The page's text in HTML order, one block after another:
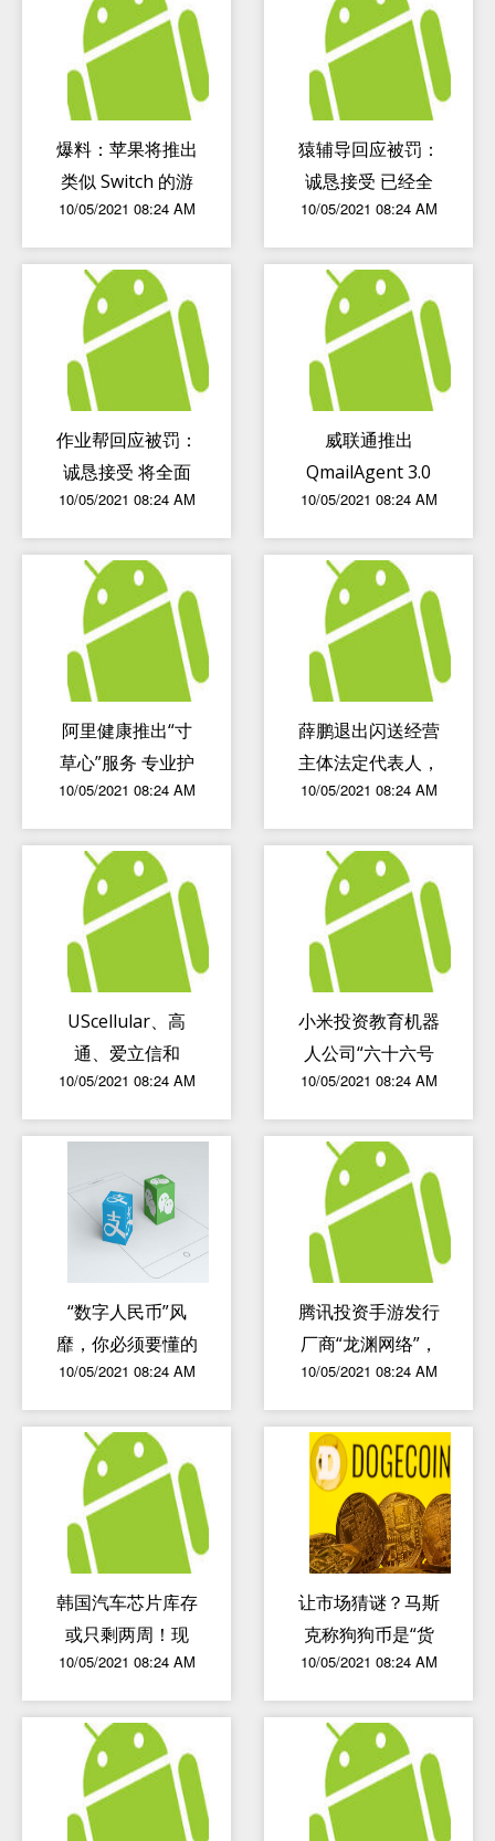
爆料：苹果将推出
类似 Switch 的游
戏机，采用全新处
理器
10/05/2021 08:24 AM
猿辅导回应被罚：
诚恳接受 已经全
部整改
10/05/2021 08:24 AM
作业帮回应被罚：
诚恳接受 将全面
整改
10/05/2021 08:24 AM
威联通推出
QmailAgent 3.0
新增二次备份邮件
与帐户及还原功能
10/05/2021 08:24 AM
阿里健康推出“寸
草心”服务 专业护
士上门护理老人
10/05/2021 08:24 AM
薛鹏退出闪送经营
主体法定代表人，
由刘超接任
10/05/2021 08:24 AM
UScellular、高
通、爱立信和
Inseego实现7千
米千兆比特增程
5G毫米波连接
10/05/2021 08:24 AM
小米投资教育机器
人公司“六十六号
互动科技”
10/05/2021 08:24 AM
“数字人民币”风
靡，你必须要懂的
8个常识
10/05/2021 08:24 AM
腾讯投资手游发行
厂商“龙渊网络”，
后者代理发行游戏
含《战地红警》
10/05/2021 08:24 AM
韩国汽车芯片库存
或只剩两周！现
代、起亚热门
车“减配降价”
10/05/2021 08:24 AM
让市场猜谜？马斯
克称狗狗币是“货
币的未来” 也是一
场“骗局”
10/05/2021 08:24 AM